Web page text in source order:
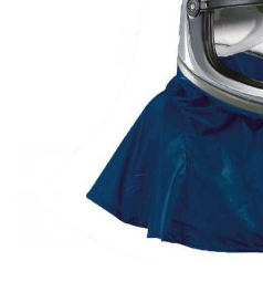
Heckenscheren
Heißluftfritteusen
Heizkanonen und
Hochdruckreiniger
Hochgrasmäher
Holzbacköfen
Holzspalter
Hubwagen
Dal Degan